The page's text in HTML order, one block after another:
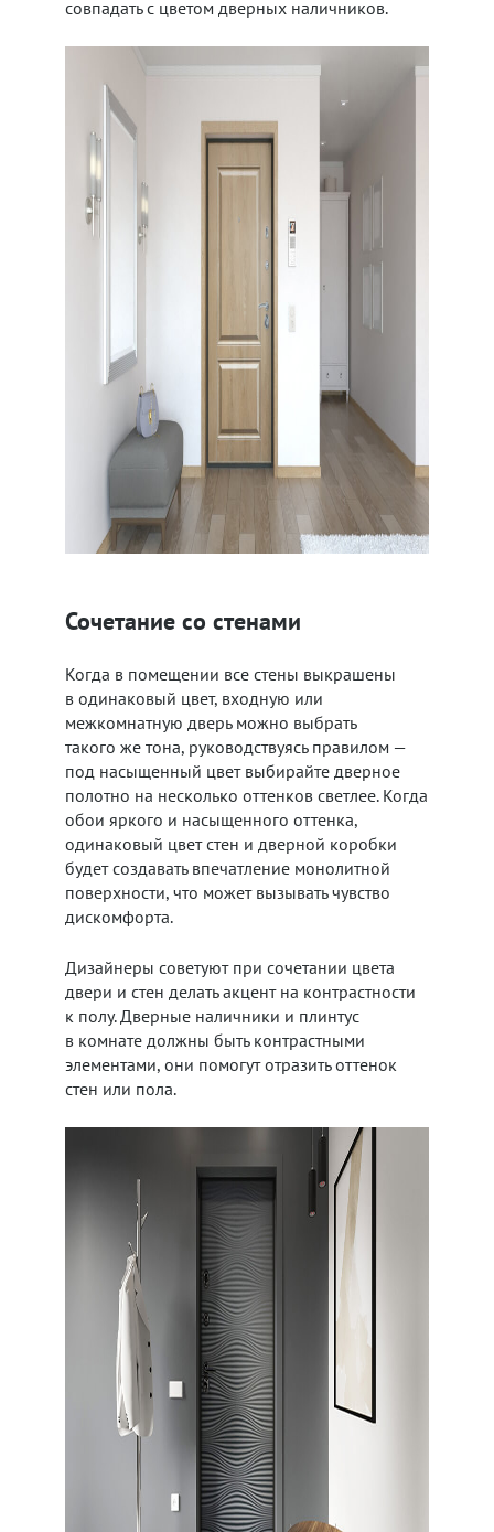
совпадать с цветом дверных наличников.
Сочетание со стенами
Когда в помещении все стены выкрашены
в одинаковый цвет, входную или
межкомнатную дверь можно выбрать
такого же тона, руководствуясь правилом —
под насыщенный цвет выбирайте дверное
полотно на несколько оттенков светлее. Когда
обои яркого и насыщенного оттенка,
одинаковый цвет стен и дверной коробки
будет создавать впечатление монолитной
поверхности, что может вызывать чувство
дискомфорта.
Дизайнеры советуют при сочетании цвета
двери и стен делать акцент на контрастности
к полу. Дверные наличники и плинтус
в комнате должны быть контрастными
элементами, они помогут отразить оттенок
стен или пола.